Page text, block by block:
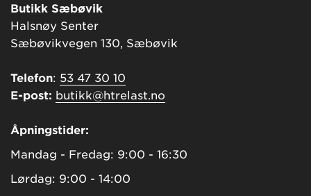
Butikk Sæbøvik
Halsnøy Senter
Sæbøvikvegen 130, Sæbøvik
Telefon: 53 47 30 10
E-post: butikk@htrelast.no
Åpningstider:
Mandag - Fredag: 9:00 - 16:30
Lørdag: 9:00 - 14:00